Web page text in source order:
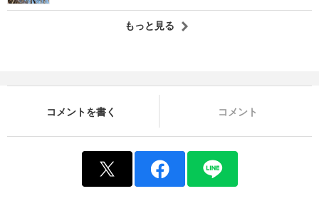
もっと見る
コメントを書く コメント